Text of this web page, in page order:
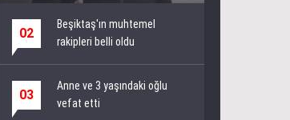
02
Beşiktaş'ın muhtemel
rakipleri belli oldu
03
Anne ve 3 yaşındaki oğlu
vefat etti